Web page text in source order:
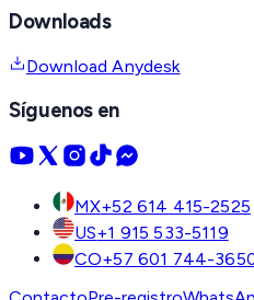
Downloads
Download Anydesk
Síguenos en
MX+52 614 415-2525
US+1 915 533-5119
CO+57 601 744-